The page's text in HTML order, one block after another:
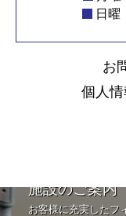
お
個人
施設のご案内
お客様に充実したフ